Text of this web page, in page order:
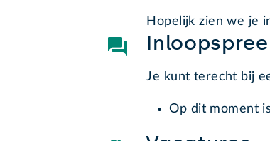
Hopelijk zien we je
Je kunt terecht bij
Op dit moment